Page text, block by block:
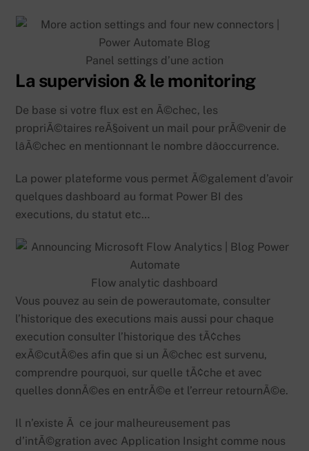
Panel settings d’une action
La supervision & le monitoring
De base si votre flux est en Ã©chec, les
propriÃ©taires reÃ§oivent un mail pour prÃ©venir de
lâÃ©chec en mentionnant le nombre dâoccurrence.
La power plateforme vous permet Ã©galement d’avoir
quelques dashboard au format Power BI des
executions, du statut etc…
Flow analytic dashboard
Vous pouvez au sein de powerautomate, consulter
l’historique des executions mais aussi pour chaque
execution consulter l’historique des tÃ¢ches
exÃ©cutÃ©es afin que si un Ã©chec est survenu,
comprendre pourquoi, sur quelle tÃ¢che et avec
quelles donnÃ©es en entrÃ©e et l’erreur retournÃ©e.
Il n’existe Ã ce jour malheureusement pas
d’intÃ©gration avec Application Insight comme nous